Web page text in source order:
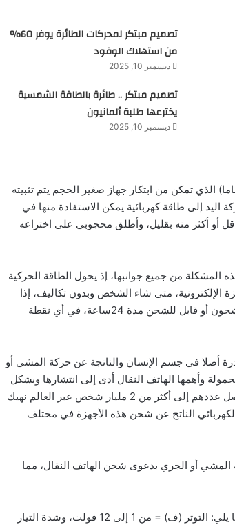
تصميم مبتكر لمحركات الطائرة يوفر 60%
من استهلاك الوقود
ديسمبر 10, 2025
تصميم مبتكر .. طائرة بالطاقة الشمسية
يخترعها طلبة ألمانيون
ديسمبر 10, 2025
يقدم حل هذه المشكلة المخترع الجزائري محجوبي عبدالرحمن (30 عاما) الذي تمكن من ابتكار جهاز صغير الحجم يتم تثبيته
إلى طاقة كهربائية يمكن الاستفادة منها في
أو أكثر منه بقليل، وأطلق محجوبي على اختراعه
المشكلة من جميع جوانبها، إذ يحول الطاقة الحركية
الإلكترونية، متى شاء الشخص وبدون تكاليف، إذا
فالجهاز يبقي الشخص على اتصال دائم مع العالم، بإبقاء الهاتف الجوال مشحون أو قابل للشحن مدة 24ساعة، في أي نقطة
أصلا في جسم الإنسان والناتجة عن حركة المشي أو
وأهمها الهاتف النقال أدى إلى انتشارها وبشكل
مذهل في أنحاء العالم ولازالت، حيث أن ممتلكي الهاتف النقال لوحدهم يصل عددهم إلى أكثر من 2 مليار شخص عبر العالم نهيك
الناتج عن شحن هذه الأجهزة في مختلف
أو الجري بدعوى شحن الهاتف النقال، مما
قام محجوبي بصنع نموذج من جهازه المبتكر وقام بتجربته وكانت نتائجه كما يلي: التوتر (ف) = من 1 إلى 12 فولت، وشدة التيار